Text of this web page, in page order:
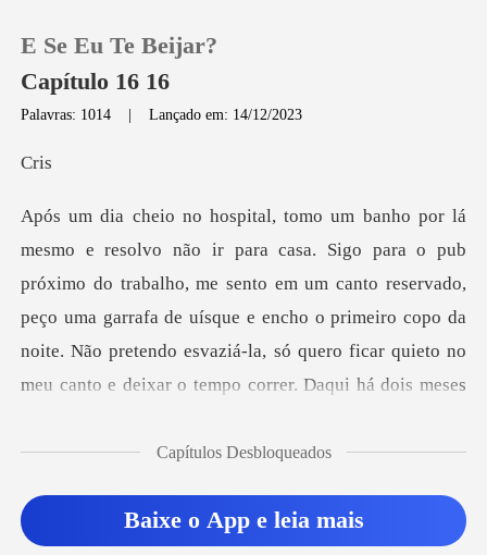
Loja
Histórico
Sair
E Se Eu Te Beijar?
Capítulo 16 16
Palavras: 1014 |Lançado em: 14/12/2023
r
rabalho, me sento em um canto reservado,
peço uma garrafa de uísque e encho o primeiro copo da
noite. Não pretendo
Capítulos Desbloqueados
Baixe o App e leia mais